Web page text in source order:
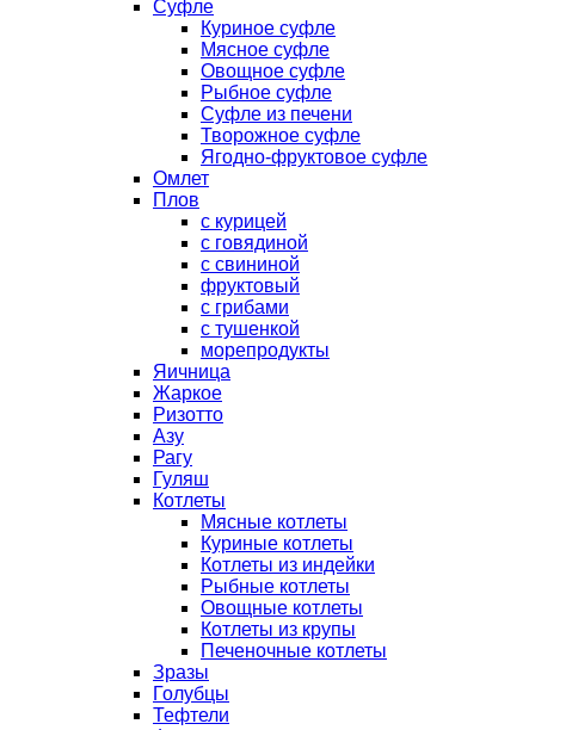
Суфле
Куриное суфле
Мясное суфле
Овощное суфле
Рыбное суфле
Суфле из печени
Творожное суфле
Ягодно-фруктовое суфле
Омлет
Плов
с курицей
с говядиной
с свининой
фруктовый
с грибами
с тушенкой
морепродукты
Яичница
Жаркое
Ризотто
Азу
Рагу
Гуляш
Котлеты
Мясные котлеты
Куриные котлеты
Котлеты из индейки
Рыбные котлеты
Овощные котлеты
Котлеты из крупы
Печеночные котлеты
Зразы
Голубцы
Тефтели